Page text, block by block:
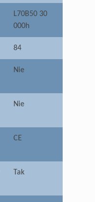
L70B50 30
000h
84
Nie
Nie
CE
Tak